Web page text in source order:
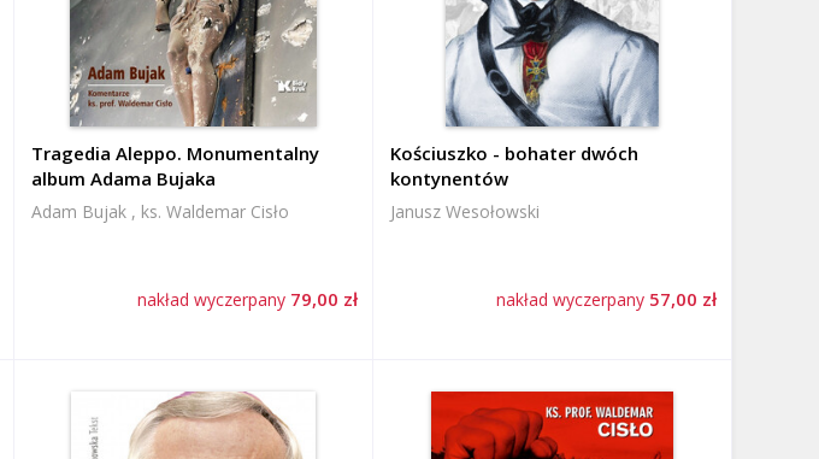
Tragedia Aleppo. Monumentalny
album Adama Bujaka
Adam Bujak , ks. Waldemar Cisło
nakład wyczerpany 79,00 zł
Kościuszko - bohater dwóch
kontynentów
Janusz Wesołowski
nakład wyczerpany 57,00 zł